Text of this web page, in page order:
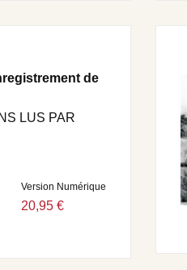
de
LUS PAR
Version Numérique
20,95 €